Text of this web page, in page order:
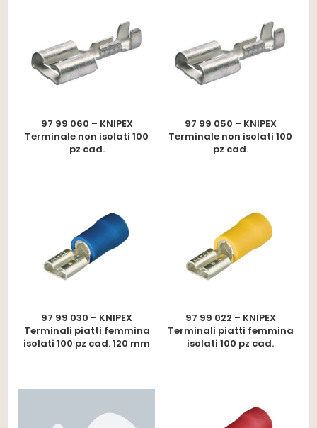
97 99 060 – KNIPEX
Terminale non isolati 100
pz cad.
97 99 050 – KNIPEX
Terminale non isolati 100
pz cad.
97 99 030 – KNIPEX
Terminali piatti femmina
isolati 100 pz cad. 120 mm
97 99 022 – KNIPEX
Terminali piatti femmina
isolati 100 pz cad.